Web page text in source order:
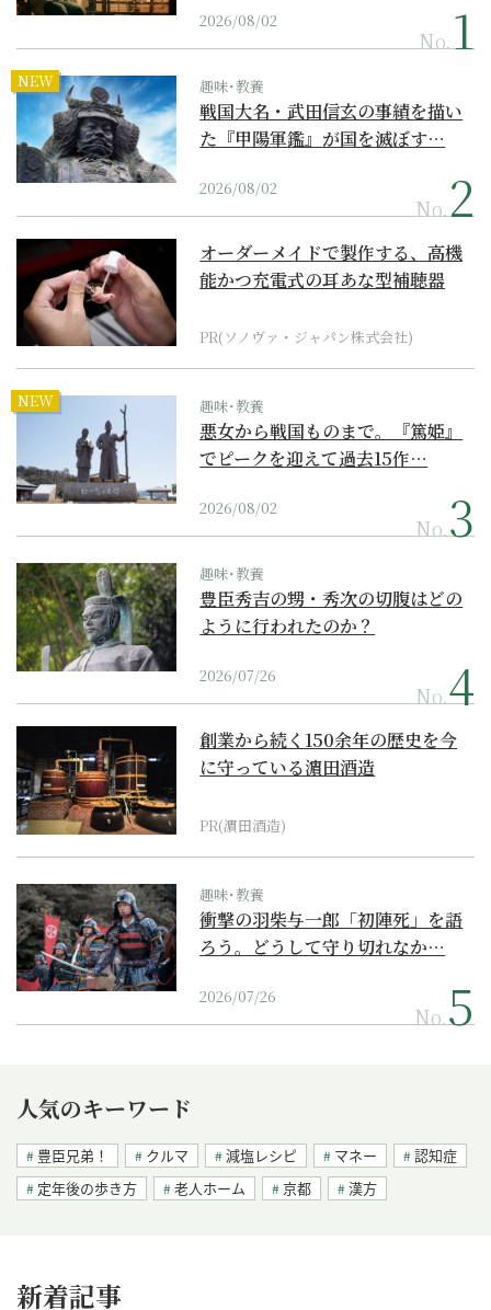
2026/08/02
No.
NEW 趣味･教養
戦国大名・武田信玄の事績を描い
た『甲陽軍鑑』が国を滅ぼす…
2026/08/02
No.
オーダーメイドで製作する、高機
能かつ充電式の耳あな型補聴器
PR(ソノヴァ・ジャパン株式会社)
NEW 趣味･教養
悪女から戦国ものまで。『篤姫』
でピークを迎えて過去15作…
2026/08/02
No.
趣味･教養
豊臣秀吉の甥・秀次の切腹はどの
ように行われたのか？
2026/07/26
No.
創業から続く150余年の歴史を今
に守っている濵田酒造
PR(濵田酒造)
趣味･教養
衝撃の羽柴与一郎「初陣死」を語
ろう。どうして守り切れなか…
2026/07/26
No.
人気のキーワード
豊臣兄弟！ クルマ 減塩レシピ マネー
認知症
定年後の歩き方
老人ホーム 京都 漢方
新着記事